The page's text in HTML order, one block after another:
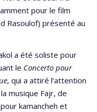
pour le film
Rasoulof) présenté au
a été soliste pour
le Concerto pour
, qui a attiré l’attention
musique Fajr, de
kamancheh et